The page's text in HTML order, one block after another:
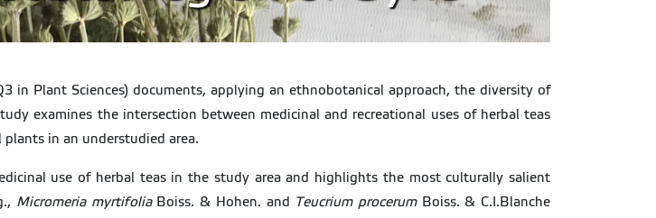
in Plant Sciences) documents, applying an ethnobotanical approach, the diversity of
examines the intersection between medicinal and recreational uses of herbal teas
in an understudied area.
use of herbal teas in the study area and highlights the most culturally salient
Micromeria myrtifoliaBoiss. & Hohen. and Teucrium procerum Boiss. & C.I.Blanche